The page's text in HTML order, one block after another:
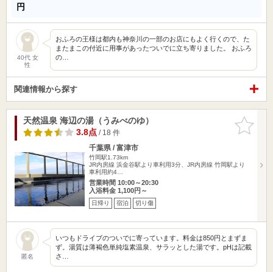
円
40代 女
性
おふろの王様は都内も神奈川の一部のお店にもよく行くので、た
またまこの付近に用事があったついでに立ち寄りました。 おふろ
の…
関連情報から探す
お気に入
りに追加
天然温泉 海辺の湯（うみべのゆ）
3.8点/ 18 件
千葉県 / 富津市
竹岡駅1.73km
JR内房線 浜金谷駅より車利用3分、JR内房線 竹岡駅より
車利用約4…
営業時間 10:00～20:30
入浴料金 1,100円～
日帰り 宿泊 切り傷
匿名
いつもドライブのついでに寄っています。料金は850円とまずま
ず。湯質は薄褐色単純塩素温泉、サラッとした湯です。pHは記載
さ…